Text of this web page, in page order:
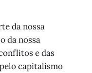
da nossa
da nossa
e das
capitalismo